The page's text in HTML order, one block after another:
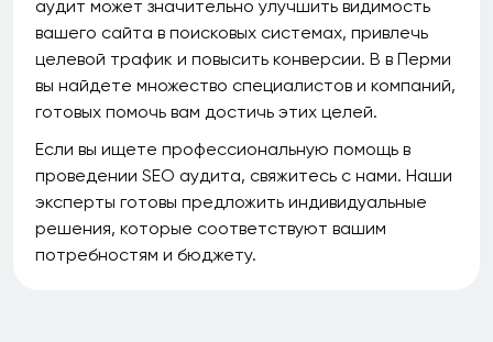
аудит может значительно улучшить видимость
вашего сайта в поисковых системах, привлечь
целевой трафик и повысить конверсии. В в Перми
вы найдете множество специалистов и компаний,
готовых помочь вам достичь этих целей.
Если вы ищете профессиональную помощь в
проведении SEO аудита, свяжитесь с нами. Наши
эксперты готовы предложить индивидуальные
решения, которые соответствуют вашим
потребностям и бюджету.